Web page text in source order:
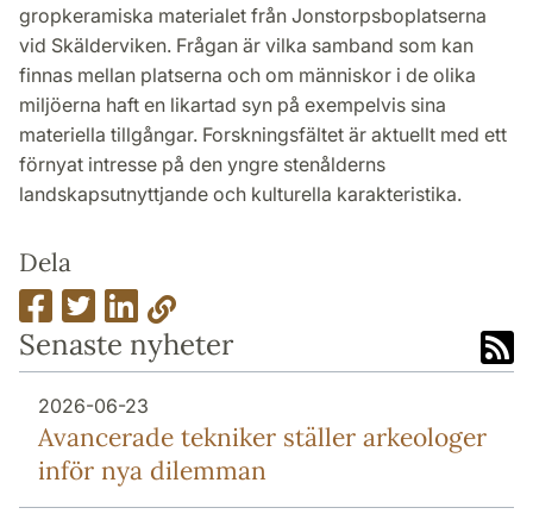
gropkeramiska materialet från Jonstorpsboplatserna
vid Skälderviken. Frågan är vilka samband som kan
finnas mellan platserna och om människor i de olika
miljöerna haft en likartad syn på exempelvis sina
materiella tillgångar. Forskningsfältet är aktuellt med ett
förnyat intresse på den yngre stenålderns
landskapsutnyttjande och kulturella karakteristika.
Dela
Senaste nyheter
2026-06-23
Avancerade tekniker ställer arkeologer
inför nya dilemman